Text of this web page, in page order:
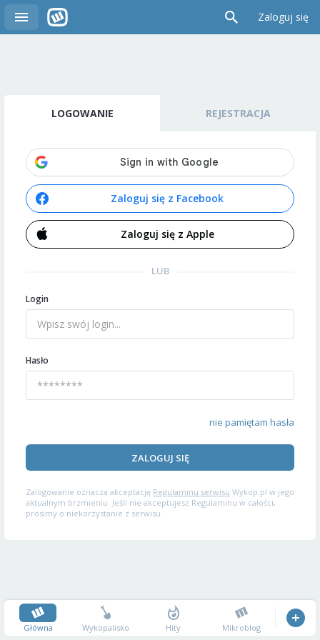
Zaloguj się
LOGOWANIE REJESTRACJA
Zaloguj się z Facebook
Zaloguj się z Apple
LUB
Login
Hasło
nie pamiętam hasła
ZALOGUJ SIĘ
Zalogowanie oznacza akceptację Regulaminu serwisu Wykop.pl w jego
aktualnym brzmieniu. Jeśli nie akceptujesz Regulaminu w całości,
prosimy o niekorzystanie z serwisu.
Główna Wykopalisko Hity Mikroblog